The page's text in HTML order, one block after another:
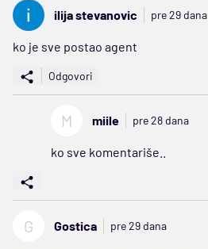
ilija stevanovic pre 29 dana
ko je sve postao agent
Odgovori
M miile pre 28 dana
ko sve komentariše..
G Gostica pre 29 dana